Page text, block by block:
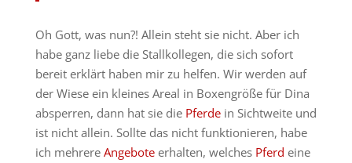
Oh Gott, was nun?! Allein steht sie nicht. Aber ich
habe ganz liebe die Stallkollegen, die sich sofort
bereit erklärt haben mir zu helfen. Wir werden auf
der Wiese ein kleines Areal in Boxengröße für Dina
absperren, dann hat sie die Pferdein Sichtweite und
ist nicht allein. Sollte das nicht funktionieren, habe
ich mehrere Angeboteerhalten, welches Pferd eine